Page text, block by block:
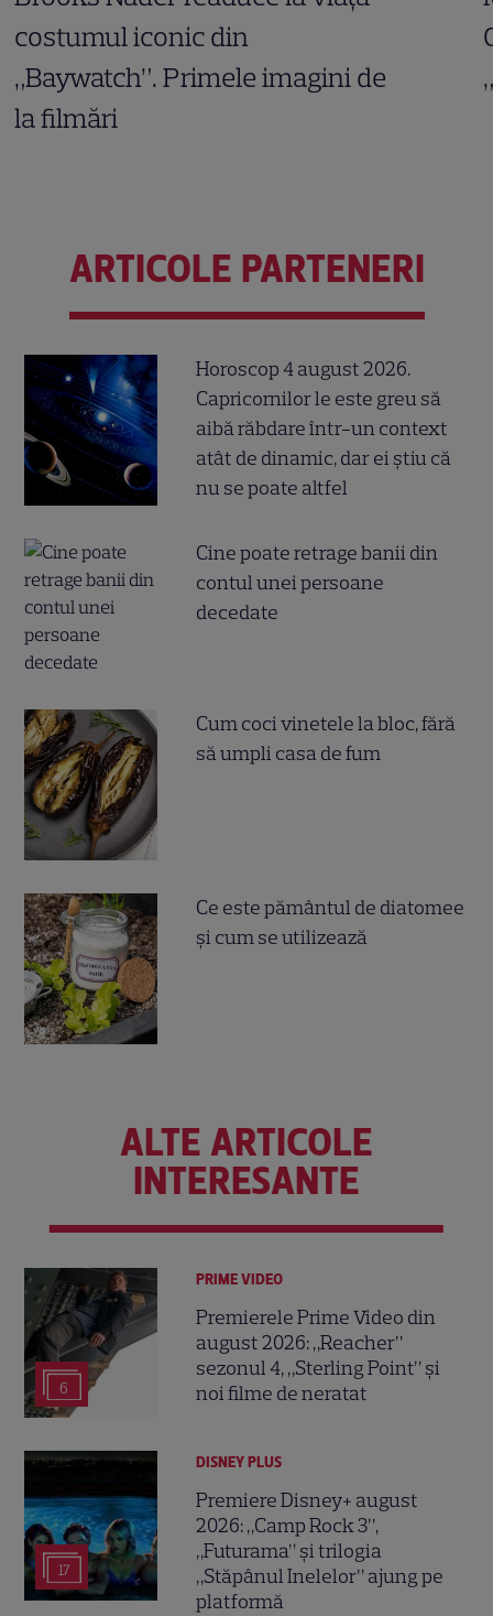
costumul iconic din
„Baywatch”. Primele imagini de
la filmări
ARTICOLE PARTENERI
Horoscop 4 august 2026.
Capricornilor le este greu să
aibă răbdare într-un context
atât de dinamic, dar ei știu că
nu se poate altfel
Cine poate retrage banii din
contul unei persoane
decedate
Cum coci vinetele la bloc, fără
să umpli casa de fum
Ce este pământul de diatomee
și cum se utilizează
ALTE ARTICOLE
INTERESANTE
6
PRIME VIDEO
Premierele Prime Video din
august 2026: „Reacher”
sezonul 4, „Sterling Point” și
noi filme de neratat
17
DISNEY PLUS
Premiere Disney+ august
2026: „Camp Rock 3”,
„Futurama” și trilogia
„Stăpânul Inelelor” ajung pe
platformă